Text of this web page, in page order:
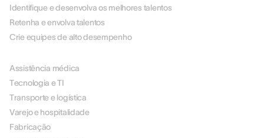
Identifique e desenvolva os melhores talentos
Retenha e envolva talentos
Crie equipes de alto desempenho
Assistência médica
Tecnologia e TI
Transporte e logística
Varejo e hospitalidade
Fabricação